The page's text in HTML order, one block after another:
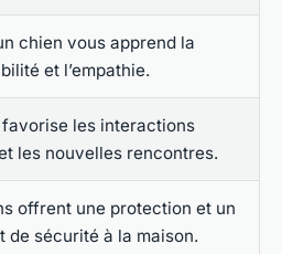
chien vous apprend la
et l’empathie.
favorise les interactions
les nouvelles rencontres.
offrent une protection et un
de sécurité à la maison.